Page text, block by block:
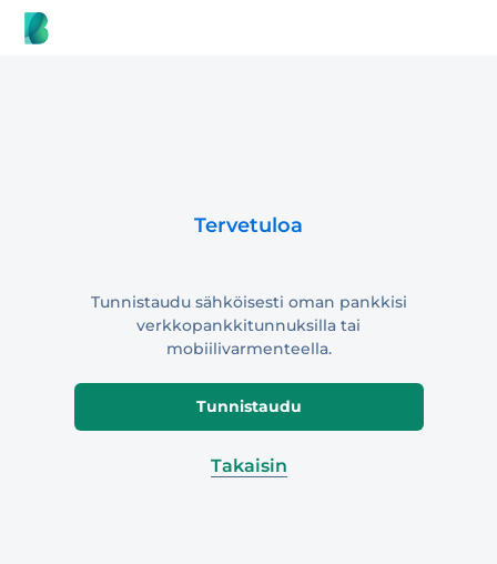
Tervetuloa
Tunnistaudu sähköisesti oman pankkisi
verkkopankkitunnuksilla tai
mobiilivarmenteella.
Tunnistaudu
Takaisin